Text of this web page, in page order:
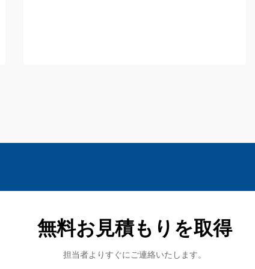
無料お見積もりを取得
担当者よりすぐにご連絡いたします。